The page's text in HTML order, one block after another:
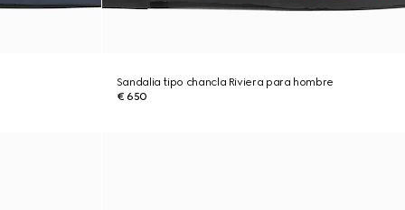
Sandalia tipo chancla Riviera para hombre
€ 650